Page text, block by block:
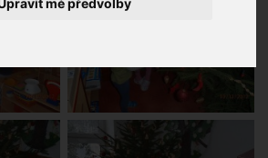
mé předvolby